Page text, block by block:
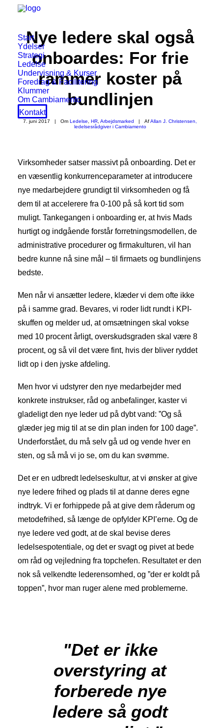
Start
Ydelser
Strategi
Ledelse
Undervisning & Kurser
Foredrag & Facilitering
Klummer
Om Cambiamento
Kontakt
Nye ledere skal også
onboardes: For frie
rammer koster på
bundlinjen
7. juni 2017 | Om Ledelse HR Arbejdsmarked | AfAllan J. Christensen,
ledelsesrådgiver i Cambiamento
Virksomheder satser massivt på onboarding. Det er
en væsentlig konkurrenceparameter at introducere
nye medarbejdere grundigt til virksomheden og få
dem til at accelerere fra 0-100 på så kort tid som
muligt. Tankegangen i onboarding er, at hvis Mads
hurtigt og indgående forstår forretningsmodellen, de
administrative procedurer og firmakulturen, vil han
bedre kunne nå sine mål – til firmaets og bundlinjens
bedste.
Men når vi ansætter ledere, klæder vi dem ofte ikke
på i samme grad. Bevares, vi roder lidt rundt i KPI-
skuffen og melder ud, at omsætningen skal vokse
med 10 procent årligt, overskudsgraden skal være 8
procent, og så vil det være fint, hvis der bliver ryddet
lidt op i den jyske afdeling.
Men hvor vi udstyrer den nye medarbejder med
konkrete instrukser, råd og anbefalinger, kaster vi
gladeligt den nye leder ud på dybt vand: ”Og så
glæder jeg mig til at se din plan inden for 100 dage”.
Underforstået, du må selv gå ud og vende hver en
sten, og så må vi jo se, om du kan svømme.
Det er en udbredt ledelseskultur, at vi ønsker at give
nye ledere frihed og plads til at danne deres egne
indtryk. Vi er forhippede på at give dem råderum og
metodefrihed, så længe de opfylder KPI’erne. Og de
nye ledere ved godt, at de skal bevise deres
ledelsespotentiale, og det er svagt og pivet at bede
om råd og vejledning fra topchefen. Resultatet er den
nok så velkendte lederensomhed, og ”der er koldt på
toppen”, hvor man ruger alene med problemerne.
"Det er ikke
overstyring at
forberede nye
ledere så godt